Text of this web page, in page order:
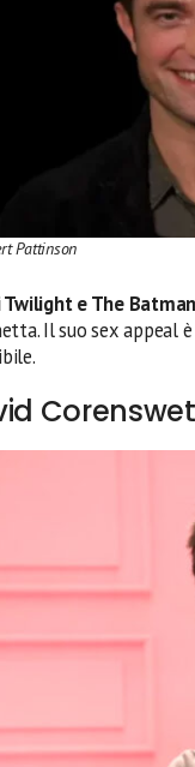
Pattinson
Twilight e The
Il suo sex appeal
Corenswet